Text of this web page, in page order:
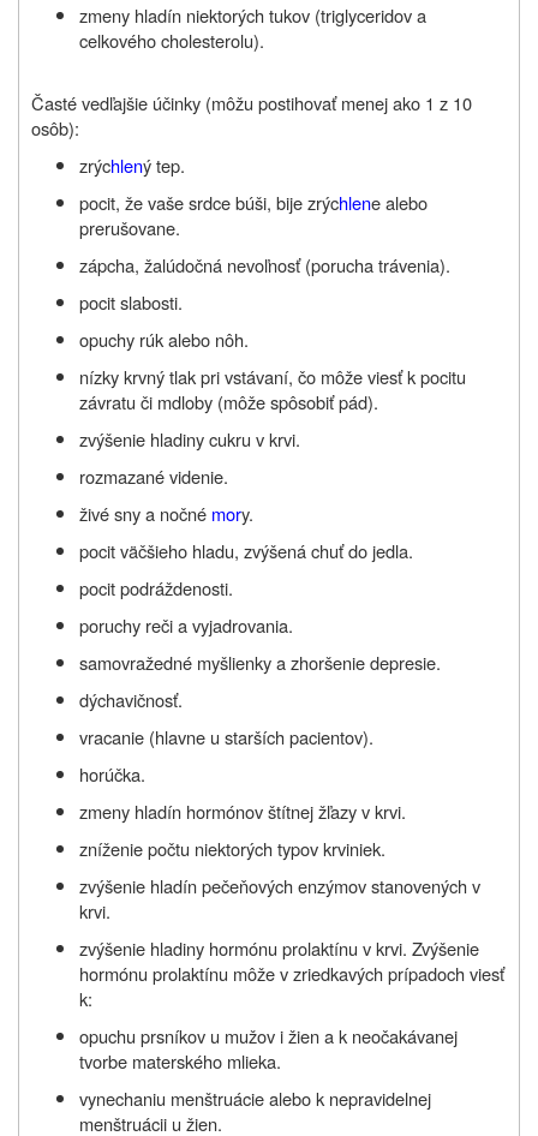
zmeny hladín niektorých tukov (triglyceridov a
celkového cholesterolu).
Časté vedľajšie účinky (môžu postihovať menej ako 1 z 10
osôb):
zrýchlený tep.
pocit, že vaše srdce búši, bije zrýchlene alebo
prerušovane.
zápcha, žalúdočná nevoľnosť (porucha trávenia).
pocit slabosti.
opuchy rúk alebo nôh.
nízky krvný tlak pri vstávaní, čo môže viesť k pocitu
závratu či mdloby (môže spôsobiť pád).
zvýšenie hladiny cukru v krvi.
rozmazané videnie.
živé sny a nočné mory.
pocit väčšieho hladu, zvýšená chuť do jedla.
pocit podráždenosti.
poruchy reči a vyjadrovania.
samovražedné myšlienky a zhoršenie depresie.
dýchavičnosť.
vracanie (hlavne u starších pacientov).
horúčka.
zmeny hladín hormónov štítnej žľazy v krvi.
zníženie počtu niektorých typov krviniek.
zvýšenie hladín pečeňových enzýmov stanovených v
krvi.
zvýšenie hladiny hormónu prolaktínu v krvi. Zvýšenie
hormónu prolaktínu môže v zriedkavých prípadoch viesť
k:
opuchu prsníkov u mužov i žien a k neočakávanej
tvorbe materského mlieka.
vynechaniu menštruácie alebo k nepravidelnej
menštruácii u žien.